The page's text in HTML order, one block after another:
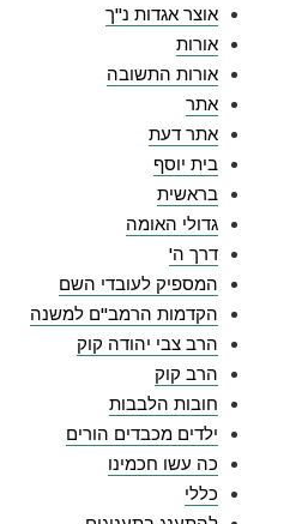
אוצר אגדות נ"ך
אורות
אורות התשובה
אתר
אתר דעת
בית יוסף
בראשית
גדולי האומה
דרך ה'
המספיק לעובדי השם
הקדמות הרמב"ם למשנה
הרב צבי יהודה קוק
הרב קוק
חובות הלבבות
ילדים מכבדים הורים
כה עשו חכמינו
כללי